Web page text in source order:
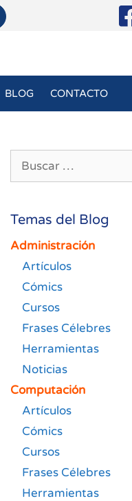
BLOG CONTACTO
Temas del Blog
Administración
Artículos
Cómics
Cursos
Frases Célebres
Herramientas
Noticias
Computación
Artículos
Cómics
Cursos
Frases Célebres
Herramientas